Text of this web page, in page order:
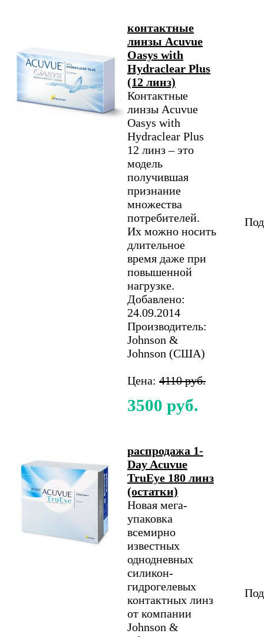
контактные
линзы Acuvue
Oasys with
Hydraclear Plus
(12 линз)
Контактные
линзы Acuvue
Oasys with
Hydraclear Plus
12 линз – это
модель
получившая
признание
множества
потребителей.
Их можно носить
длительное
время даже при
повышенной
нагрузке.
Добавлено:
24.09.2014
Производитель:
Johnson &
Johnson (США)
Цена: 4110 руб.
3500 руб.
распродажа 1-
Day Acuvue
TruEye 180 линз
(остатки)
Новая мега-
упаковка
всемирно
известных
однодневных
силикон-
гидрогелевых
контактных линз
от компании
Johnson &